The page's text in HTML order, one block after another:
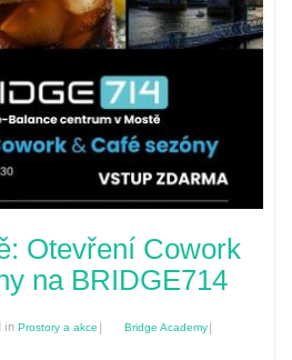
Otevření Cowork
na BRIDGE714
in Prostory a akce | Bridge Academy|